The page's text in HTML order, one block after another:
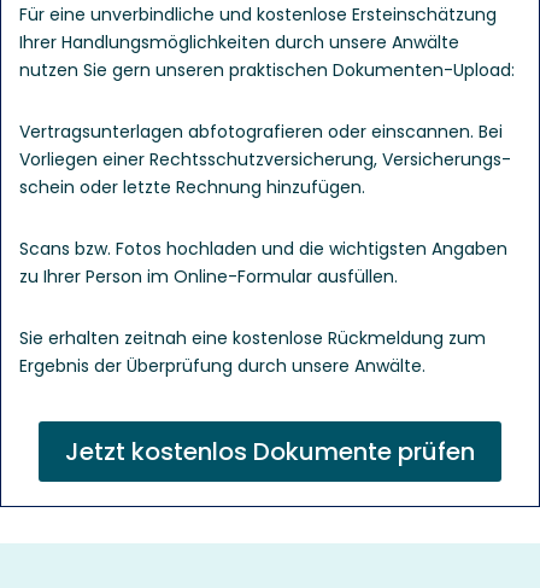
Für eine unverbindliche und kostenlose Ersteinschätzung
Ihrer Handlungsmöglichkeiten durch unsere Anwälte
nutzen Sie gern unseren praktischen Dokumenten-Upload:
Vertrags­unter­lagen abfotografieren oder einscannen. Bei
Vorliegen einer Rechts­schutz­versicherung, Versicherungs­
schein oder letzte Rechnung hinzufügen.
Scans bzw. Fotos hochladen und die wichtigsten Angaben
zu Ihrer Person im Online-Formular ausfüllen.
Sie erhalten zeitnah eine kostenlose Rück­meldung zum
Ergebnis der Über­prüfung durch unsere Anwälte.
Jetzt kostenlos Dokumente prüfen